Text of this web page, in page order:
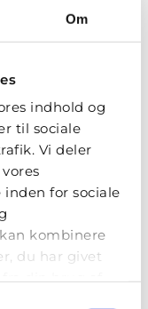
Om
indhold og
til sociale
Vi deler
for sociale
kombinere
du har givet
henter selv eller
er en del af
og
tilbyder
andre
bryllup,
lejligheder.
enkelte